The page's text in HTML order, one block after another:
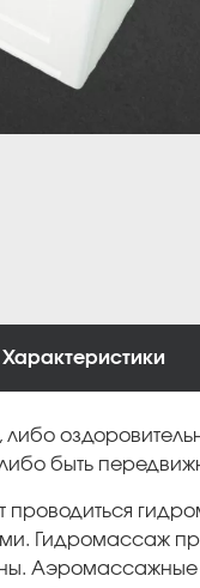
Характеристики
быть
Гидромассаж